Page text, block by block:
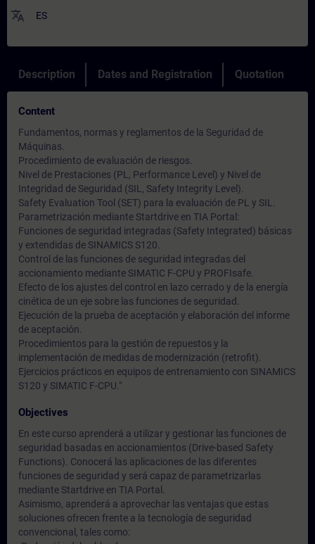
translate ES
Description Dates and Registration Quotation
Content
Fundamentos, normas y reglamentos de la Seguridad de
Máquinas.
Procedimiento de evaluación de riesgos.
Nivel de Prestaciones (PL, Performance Level) y Nivel de
Integridad de Seguridad (SIL, Safety Integrity Level).
Safety Evaluation Tool (SET) para la evaluación de PL y SIL.
Parametrización mediante Startdrive en TIA Portal:
Funciones de seguridad integradas (Safety Integrated) básicas
y extendidas de SINAMICS S120.
Control de las funciones de seguridad integradas del
accionamiento mediante SIMATIC F-CPU y PROFIsafe.
Efecto de los ajustes del control en lazo cerrado y de la energía
cinética de un eje sobre las funciones de seguridad.
Ejecución de la prueba de aceptación y elaboración del informe
de aceptación.
Procedimientos para la gestión de repuestos y la
implementación de medidas de modernización (retrofit).
Ejercicios prácticos en equipos de entrenamiento con SINAMICS
S120 y SIMATIC F-CPU."
Objectives
En este curso aprenderá a utilizar y gestionar las funciones de
seguridad basadas en accionamientos (Drive-based Safety
Functions). Conocerá las aplicaciones de las diferentes
funciones de seguridad y será capaz de parametrizarlas
mediante Startdrive en TIA Portal.
Asimismo, aprenderá a aprovechar las ventajas que estas
soluciones ofrecen frente a la tecnología de seguridad
convencional, tales como: